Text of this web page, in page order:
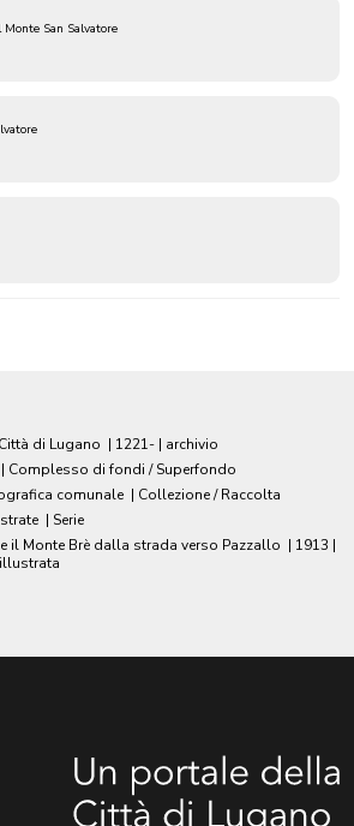
Monte San Salvatore
di Lugano | 1221- | archivio
| Complesso di fondi / Superfondo
comunale | Collezione / Raccolta
| Serie
il Monte Brè dalla strada verso Pazzallo | 1913 |